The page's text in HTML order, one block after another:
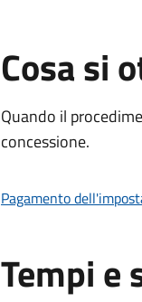
Cosa si
Quando il
concessione.
Pagamento
Tempi e